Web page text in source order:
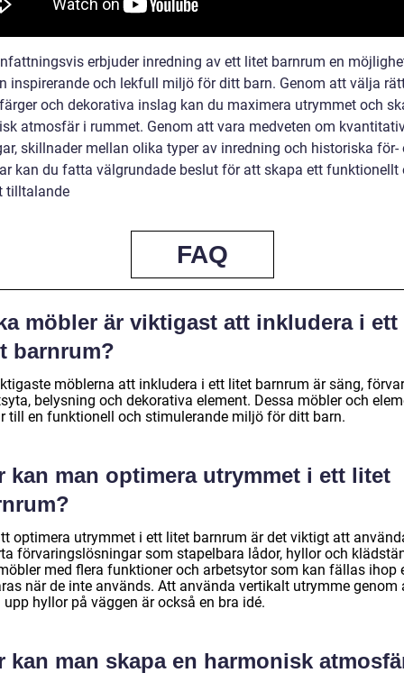
erbjuder inredning av ett litet barnrum en
inspirerande och lekfull miljö för ditt barn. Genom att välja
och dekorativa inslag kan du maximera utrymmet och
atmosfär i rummet. Genom att vara medveten om
skillnader mellan olika typer av inredning och historiska för-
kan du fatta välgrundade beslut för att skapa ett funktionellt
tilltalande
FAQ
möbler är viktigast att inkludera i ett
barnrum?
möblerna att inkludera i ett litet barnrum är säng,
belysning och dekorativa element. Dessa möbler och
till en funktionell och stimulerande miljö för ditt barn.
kan man optimera utrymmet i ett litet
optimera utrymmet i ett litet barnrum är det viktigt att
förvaringslösningar som stapelbara lådor, hyllor och
med flera funktioner och arbetsytor som kan fällas ihop
när de inte används. Att använda vertikalt utrymme genom
hyllor på väggen är också en bra idé.
kan man skapa en harmonisk